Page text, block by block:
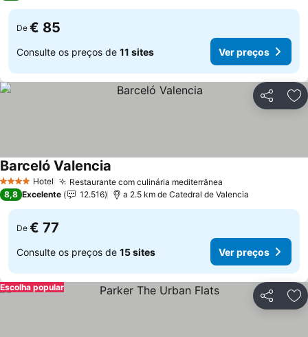
De € 85
Consulte os preços de 11 sites Ver preços
Partilhar
4 EstrelasHotel Restaurante com culinária mediterrânea
Barceló Valencia
8,8 Excelente 12.516 a 2.5 km de Catedral de Valencia
De € 77
Consulte os preços de 15 sites Ver preços
Partilhar
Escolha popular